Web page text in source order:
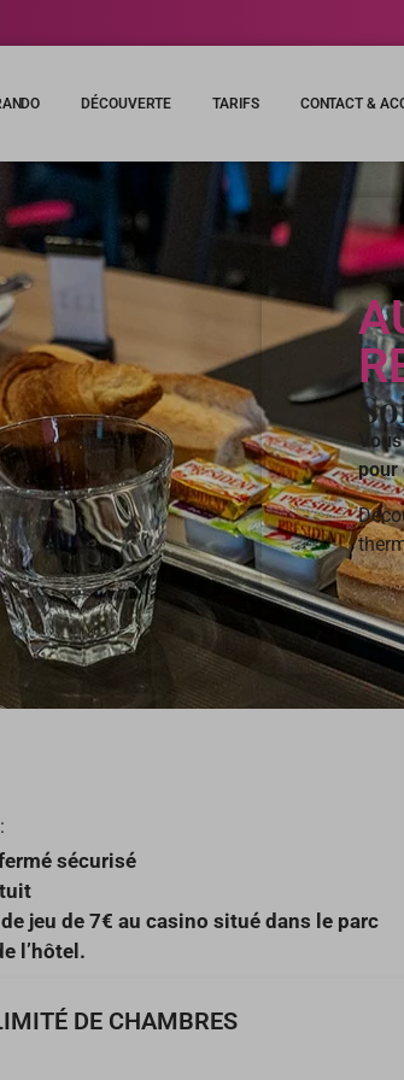
DÉCOUVERTE TARIFS CONTACT &
pour
sécurisé
jeu de 7€ au casino situé dans le parc
l’hôtel.
DE CHAMBRES